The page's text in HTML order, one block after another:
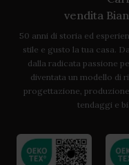
vendita
50 anni di storia ed
stile e gusto la tua casa.
dalla radicata passione
diventata un modello di
progettazione,
tendaggi e